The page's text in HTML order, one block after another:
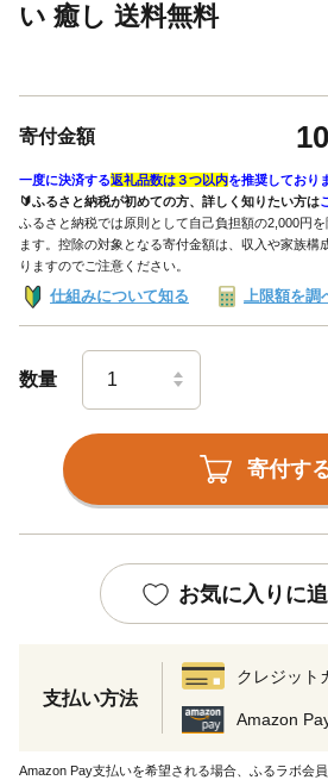
い 癒し 送料無料
寄付金額
一度に決済する返礼品数は３つ以内を推奨しており
🔰ふるさと納税が初めての方、詳しく知りたい方は
ふるさと納税では原則として自己負担額の2,000円
ます。控除の対象となる寄付金額は、収入や家族構
りますのでご注意ください。
仕組みについて知る 上限額を調
数量
寄付す
お気に入りに
支払い方法
クレジット
Amazon
Amazon Pay支払いを希望される場合、ふるラボ会